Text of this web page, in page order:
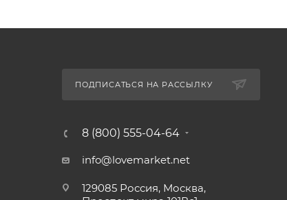
ПОДПИСАТЬСЯ НА РАССЫЛКУ
8 (800) 555-04-64
info@lovemarket.net
129085 Россия, Москва,